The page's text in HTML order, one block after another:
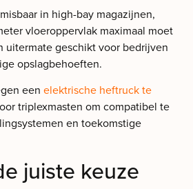
in high-bay magazijnen,
vloeroppervlak maximaal moet
uitermate geschikt voor bedrijven
opslagbehoeften.
een elektrische heftruck te
triplexmasten om compatibel te
en toekomstige
juiste keuze